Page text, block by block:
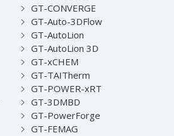
GT-CONVERGE
GT-Auto-3DFlow
GT-AutoLion
GT-AutoLion 3D
GT-xCHEM
GT-TAITherm
GT-POWER-xRT
GT-3DMBD
GT-PowerForge
GT-FEMAG